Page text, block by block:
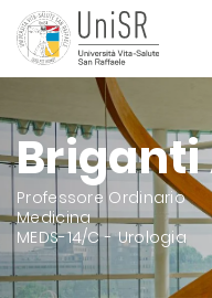
Briganti
Professore Ordinario
Medicina
MEDS-14/C - Urologia